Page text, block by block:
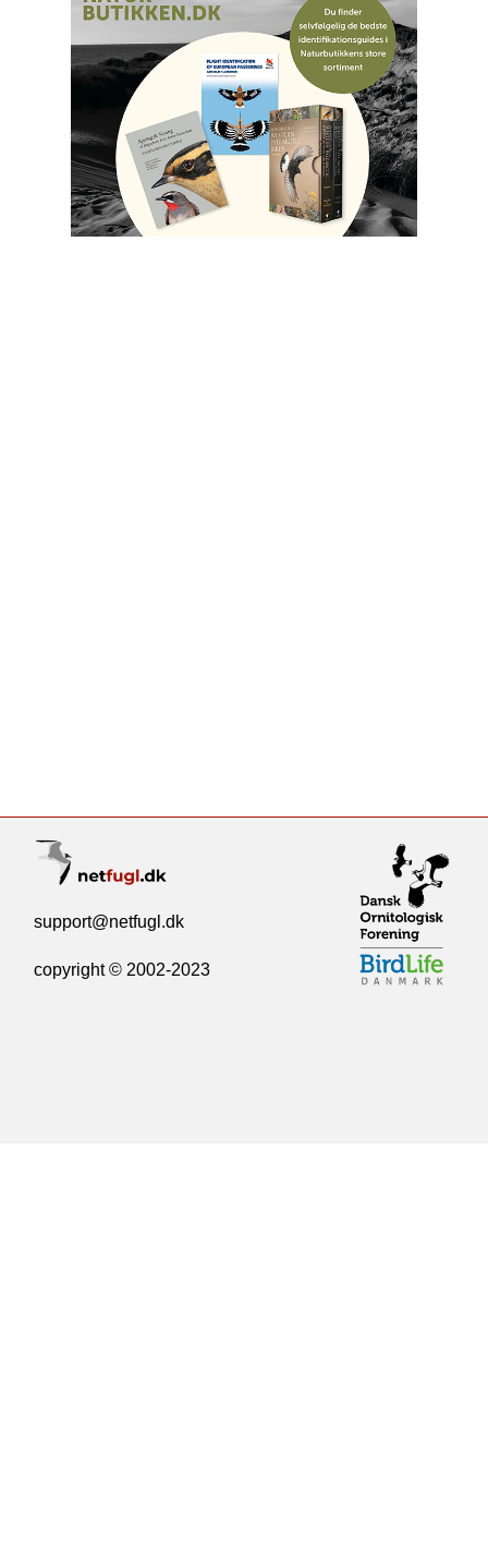
support@netfugl.dk
copyright © 2002-2023